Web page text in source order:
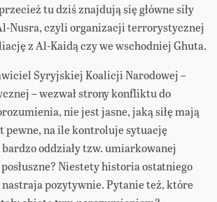
tu dziś znajdują się główne siły
Nusra, czyli organizacji terrorystycznej
z Al-Kaidą czy we wschodniej Ghuta.
Syryjskiej Koalicji Narodowej –
– wezwał strony konfliktu do
nie jest jasne, jaką siłę mają
pewne, na ile kontroluje sytuację
oddziały tzw. umiarkowanej
Niestety historia ostatniego
pozytywnie. Pytanie też, które